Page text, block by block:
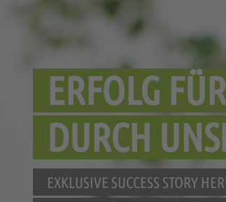
ERFOLG
DURCH
EXKLUSIVE SUCCESS STORY